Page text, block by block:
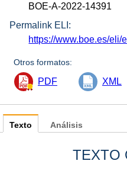
BOE-A-2022-14391
Permalink ELI:
https://www.boe.es/eli/
Otros formatos:
PDF XML
Texto
TEXTO
Análisis